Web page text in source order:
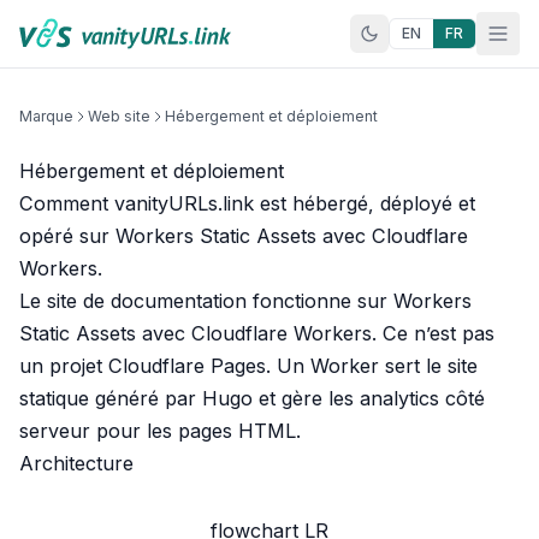
Aller au contenu
EN FR
Marque Web site Hébergement et déploiement
Hébergement et déploiement
Comment vanityURLs.link est hébergé, déployé et
opéré sur Workers Static Assets avec Cloudflare
Workers.
Le site de documentation fonctionne sur Workers
Static Assets avec Cloudflare Workers. Ce n’est pas
un projet Cloudflare Pages. Un Worker sert le site
statique généré par Hugo et gère les analytics côté
serveur pour les pages HTML.
Architecture
flowchart LR